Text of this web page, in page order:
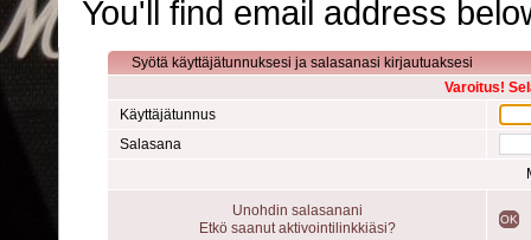
You'll find email address
Syötä käyttäjätunnuksesi ja salasanasi kirjautuaksesi
Varoitus!
Käyttäjätunnus
Salasana
Unohdin salasanani
Etkö saanut aktivointilinkkiäsi?
OK